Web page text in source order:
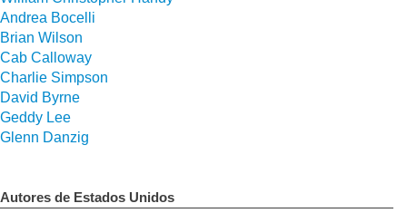
Andrea Bocelli
Brian Wilson
Cab Calloway
Charlie Simpson
David Byrne
Geddy Lee
Glenn Danzig
Autores de Estados Unidos